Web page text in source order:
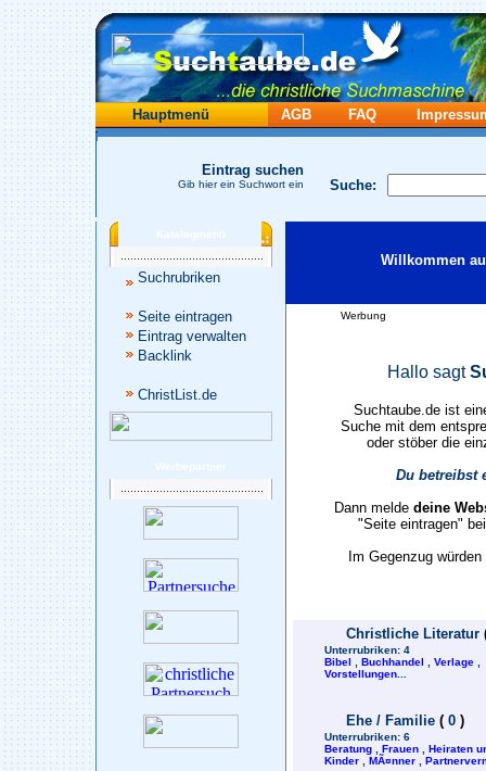
Hauptmenü AGB FAQ
Suche:
Eintrag suchen
Gib hier ein Suchwort ein
Katalogmenü
Suchrubriken
Seite eintragen
Eintrag verwalten
Backlink
ChristList.de
Werbepartner
Willkommen
Werbung
Hallo sagt
Suchtaube.de ist
Suche mit dem
oder stöber die
Du betreibst
Dann melde deine
"Seite eintragen"
Im Gegenzug
Christliche Literatur
Unterrubriken: 4
Bibel
Buchhandel Verlage
Vorstellungen
Ehe / Familie ( 0 )
Unterrubriken: 6
Beratung
Frauen
Heiraten
Kinder
MÃ¤nner